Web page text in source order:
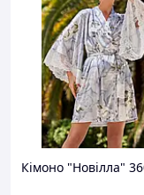
Кімоно "Новілла"